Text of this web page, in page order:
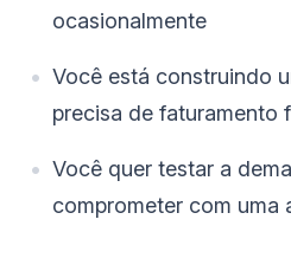
ocasionalmente
Você está construindo
precisa de faturamento
Você quer testar a
comprometer com uma